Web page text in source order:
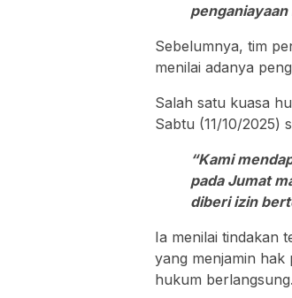
Sebelumnya, tim
menilai adanya
Salah satu kuasa
Sabtu (11/10/2025)
“Kami
pada Jumat
diberi izin
Ia menilai tindakan
yang menjamin hak
hukum berlangsung.